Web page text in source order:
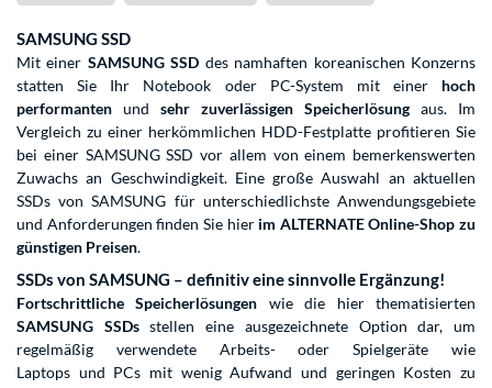
SAMSUNG SSD
Mit einer SAMSUNG SSD des namhaften koreanischen Konzerns
statten Sie Ihr Notebook oder PC-System mit einer hoch
performanten und sehr zuverlässigen Speicherlösung aus. Im
Vergleich zu einer herkömmlichen HDD-Festplatte profitieren Sie
bei einer SAMSUNG SSD vor allem von einem bemerkenswerten
Zuwachs an Geschwindigkeit. Eine große Auswahl an aktuellen
SSDs von SAMSUNG für unterschiedlichste Anwendungsgebiete
und Anforderungen finden Sie hier im ALTERNATE Online-Shop zu
günstigen Preisen.
SSDs von SAMSUNG – definitiv eine sinnvolle Ergänzung!
Fortschrittliche Speicherlösungen wie die hier thematisierten
SAMSUNG SSDsstellen eine ausgezeichnete Option dar, um
regelmäßig verwendete Arbeits- oder Spielgeräte wie
Laptops und PCs mit wenig Aufwand und geringen Kosten zu